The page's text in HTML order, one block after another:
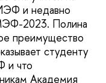
и недавно
2023. Полина
преимущество
студенту
и что
Академия